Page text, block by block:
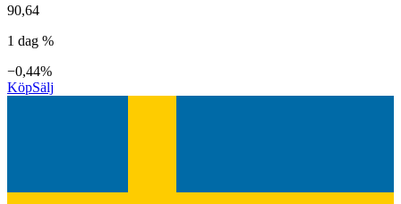
90,64
1 dag %
−0,44%
KöpSälj